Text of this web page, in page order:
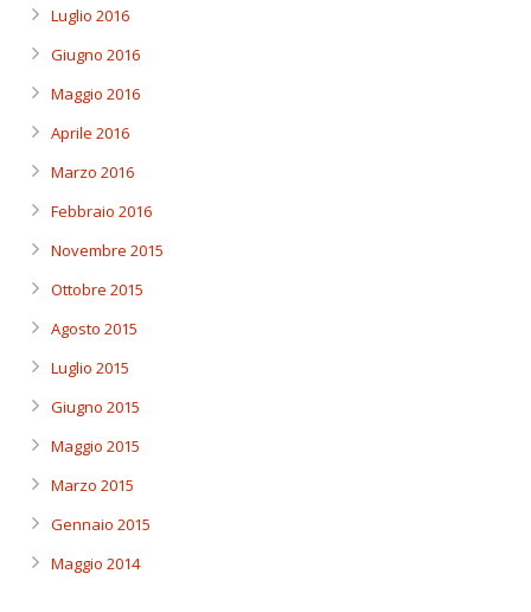
Luglio 2016
Giugno 2016
Maggio 2016
Aprile 2016
Marzo 2016
Febbraio 2016
Novembre 2015
Ottobre 2015
Agosto 2015
Luglio 2015
Giugno 2015
Maggio 2015
Marzo 2015
Gennaio 2015
Maggio 2014